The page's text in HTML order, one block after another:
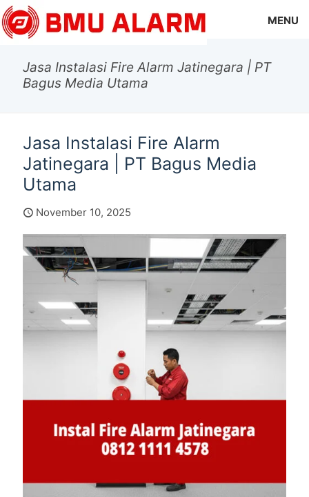
MENU
Jasa Instalasi Fire Alarm Jatinegara | PT
Bagus Media Utama
Jasa Instalasi Fire Alarm
Jatinegara | PT Bagus Media
Utama
November 10, 2025